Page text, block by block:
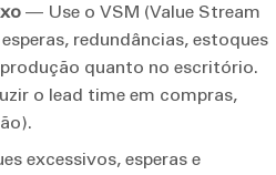
— Use o VSM (Value Stream
redundâncias, estoques
quanto no escritório.
o lead time em compras,
excessivos, esperas e